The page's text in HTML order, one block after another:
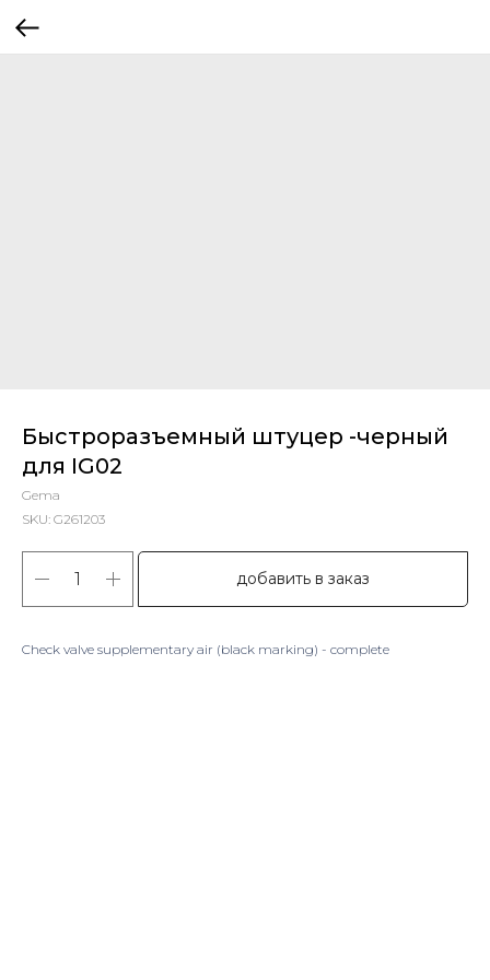
Быстроразъемный штуцер -черный
для IG02
Gema
SKU: G261203
добавить в заказ
Check valve supplementary air (black marking) - complete